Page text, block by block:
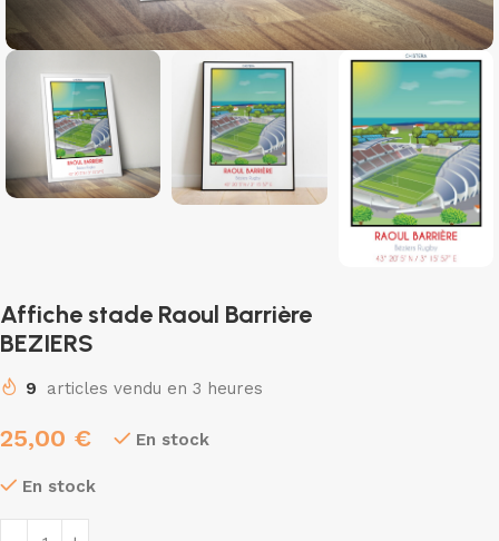
Affiche stade Raoul Barrière
BEZIERS
9 articles vendu en 3 heures
25,00 € En stock
En stock